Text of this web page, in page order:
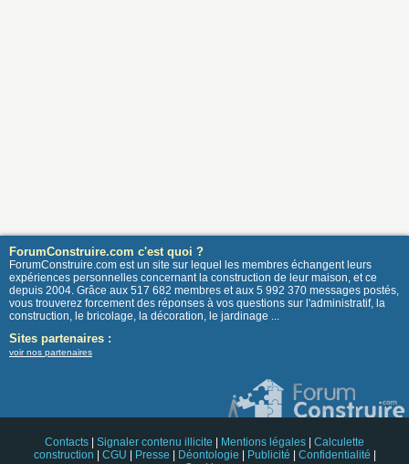
ForumConstruire.com c'est quoi ?
ForumConstruire.com est un site sur lequel les membres échangent leurs
expériences personnelles concernant la construction de leur maison, et ce
depuis 2004. Grâce aux 517 682 membres et aux 5 992 370 messages postés,
vous trouverez forcement des réponses à vos questions sur l'administratif, la
construction, le bricolage, la décoration, le jardinage ...
Sites partenaires :
voir nos partenaires
Contacts Signaler contenu illicite Mentions légales
Calculette
construction
CGU Presse Déontologie Publicité Confidentialité